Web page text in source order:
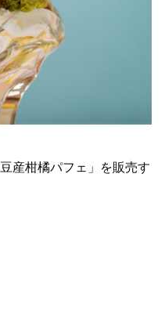
産柑橘パフェ」を販売す